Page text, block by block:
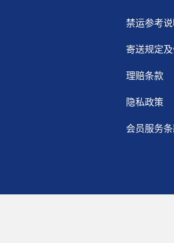
禁运参考说
寄送规定
理赔条款
隐私政策
会员服务